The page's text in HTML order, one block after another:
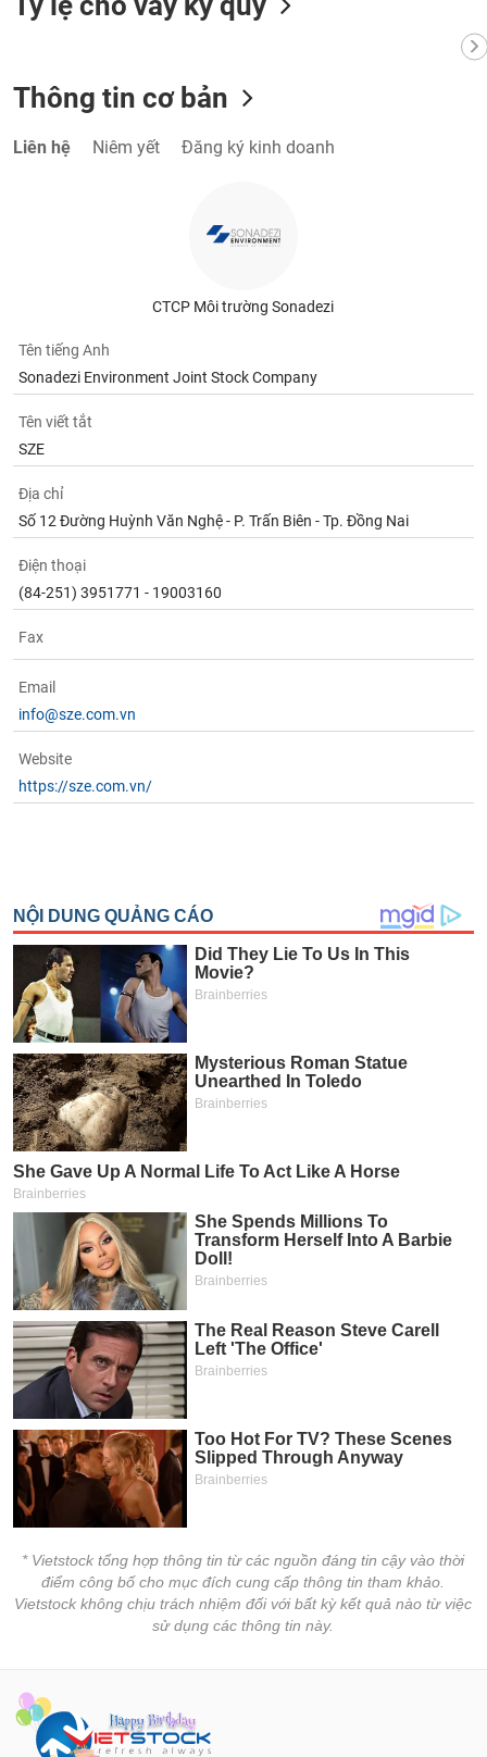
Thông tin cơ bản
Liên hệ Niêm yết Đăng ký kinh doanh
CTCP Môi trường Sonadezi
Tên tiếng Anh
Sonadezi Environment Joint Stock Company
Tên viết tắt
SZE
Địa chỉ
Số 12 Đường Huỳnh Văn Nghệ - P. Trấn Biên - Tp. Đồng Nai
Điện thoại
(84-251) 3951771 - 19003160
Fax
Email
info@sze.com.vn
Website
https://sze.com.vn/
* Vietstock tổng hợp thông tin từ các nguồn đáng tin cậy vào thời
điểm công bố cho mục đích cung cấp thông tin tham khảo.
Vietstock không chịu trách nhiệm đối với bất kỳ kết quả nào từ việc
sử dụng các thông tin này.